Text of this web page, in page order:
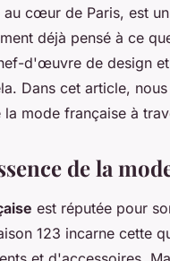
123
cœur de Paris, est
déjà pensé à ce
d'œuvre de design
Dans cet article,
la mode française à
de la
est réputée pour
123 incarne cette